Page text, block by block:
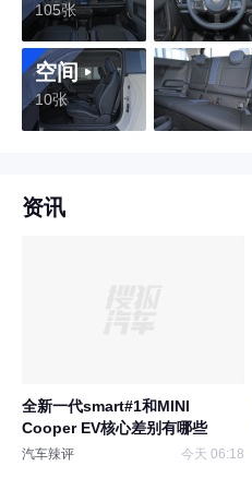
105张
空间
10张
资讯
全新一代smart#1和MINI
Cooper EV核心差别有哪些
汽车辣评 今天 06:18